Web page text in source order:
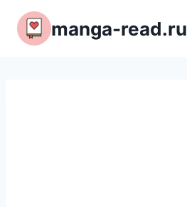
Перейти
содержимому
manga-read.ru